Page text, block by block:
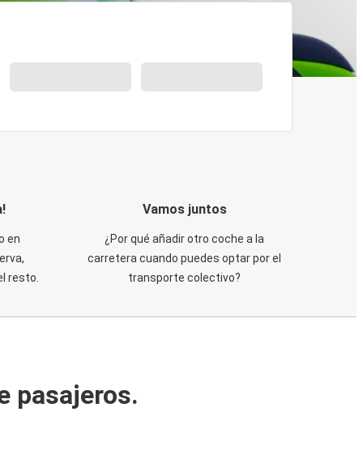
en
resto.
Vamos juntos
¿Por qué añadir otro coche a la
carretera cuando puedes optar por el
transporte colectivo?
pasajeros.